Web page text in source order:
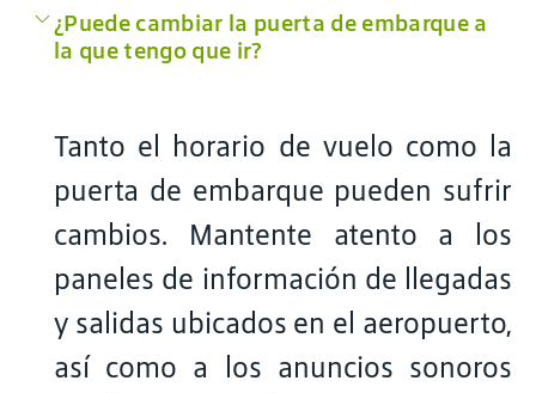
¿Puede cambiar la puerta de embarque a
la que tengo que ir?
Tanto el horario de vuelo como la
puerta de embarque pueden sufrir
cambios. Mantente atento a los
paneles de información de llegadas
y salidas ubicados en el aeropuerto,
así como a los anuncios sonoros